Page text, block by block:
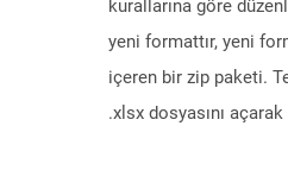
kurallarına göre
yeni formattır, yeni
içeren bir zip paketi.
.xlsx dosyasını